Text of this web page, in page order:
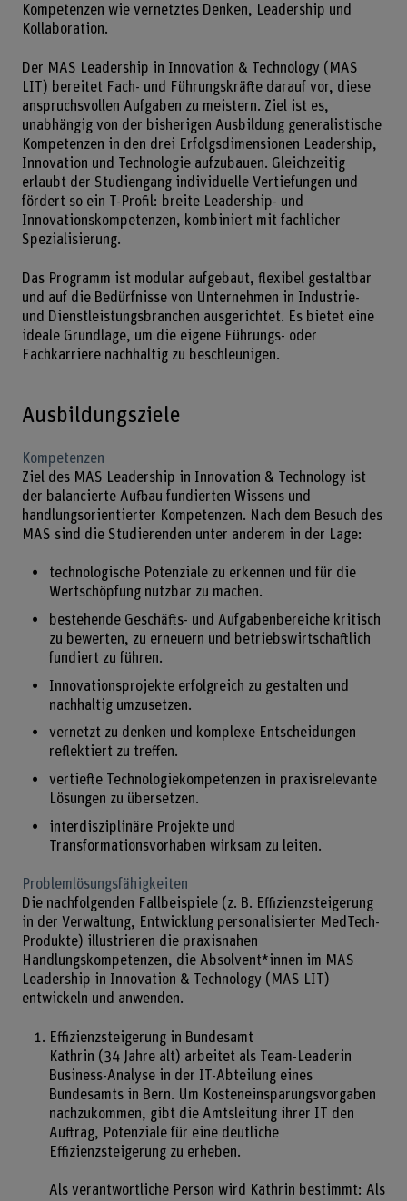
Kompetenzen wie vernetztes Denken, Leadership und
Kollaboration.
Der MAS Leadership in Innovation & Technology (MAS
LIT) bereitet Fach- und Führungskräfte darauf vor, diese
anspruchsvollen Aufgaben zu meistern. Ziel ist es,
unabhängig von der bisherigen Ausbildung generalistische
Kompetenzen in den drei Erfolgsdimensionen Leadership,
Innovation und Technologie aufzubauen. Gleichzeitig
erlaubt der Studiengang individuelle Vertiefungen und
fördert so ein T-Profil: breite Leadership- und
Innovationskompetenzen, kombiniert mit fachlicher
Spezialisierung.
Das Programm ist modular aufgebaut, flexibel gestaltbar
und auf die Bedürfnisse von Unternehmen in Industrie-
und Dienstleistungsbranchen ausgerichtet. Es bietet eine
ideale Grundlage, um die eigene Führungs- oder
Fachkarriere nachhaltig zu beschleunigen.
Ausbildungsziele
Kompetenzen
Ziel des MAS Leadership in Innovation & Technology ist
der balancierte Aufbau fundierten Wissens und
handlungsorientierter Kompetenzen. Nach dem Besuch des
MAS sind die Studierenden unter anderem in der Lage:
technologische Potenziale zu erkennen und für die
Wertschöpfung nutzbar zu machen.
bestehende Geschäfts- und Aufgabenbereiche kritisch
zu bewerten, zu erneuern und betriebswirtschaftlich
fundiert zu führen.
Innovationsprojekte erfolgreich zu gestalten und
nachhaltig umzusetzen.
vernetzt zu denken und komplexe Entscheidungen
reflektiert zu treffen.
vertiefte Technologiekompetenzen in praxisrelevante
Lösungen zu übersetzen.
interdisziplinäre Projekte und
Transformationsvorhaben wirksam zu leiten.
Problemlösungsfähigkeiten
Die nachfolgenden Fallbeispiele (z. B. Effizienzsteigerung
in der Verwaltung, Entwicklung personalisierter MedTech-
Produkte) illustrieren die praxisnahen
Handlungskompetenzen, die Absolvent*innen im MAS
Leadership in Innovation & Technology (MAS LIT)
entwickeln und anwenden.
Effizienzsteigerung in Bundesamt
Kathrin (34 Jahre alt) arbeitet als Team-Leaderin
Business-Analyse in der IT-Abteilung eines
Bundesamts in Bern. Um Kosteneinsparungsvorgaben
nachzukommen, gibt die Amtsleitung ihrer IT den
Auftrag, Potenziale für eine deutliche
Effizienzsteigerung zu erheben.
Als verantwortliche Person wird Kathrin bestimmt: Als